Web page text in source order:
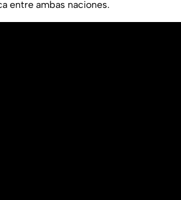
entre ambas naciones.